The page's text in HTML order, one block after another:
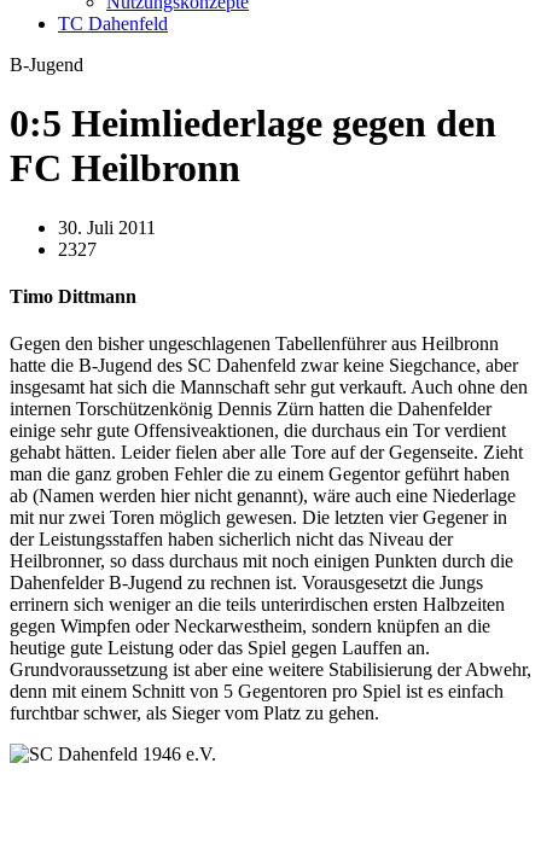
TC Dahenfeld
B-Jugend
0:5 Heimliederlage gegen den
FC Heilbronn
30. Juli 2011
2327
Timo Dittmann
Gegen den bisher ungeschlagenen Tabellenführer aus Heilbronn
hatte die B-Jugend des SC Dahenfeld zwar keine Siegchance, aber
insgesamt hat sich die Mannschaft sehr gut verkauft. Auch ohne den
internen Torschützenkönig Dennis Zürn hatten die Dahenfelder
einige sehr gute Offensiveaktionen, die durchaus ein Tor verdient
gehabt hätten. Leider fielen aber alle Tore auf der Gegenseite. Zieht
man die ganz groben Fehler die zu einem Gegentor geführt haben
ab (Namen werden hier nicht genannt), wäre auch eine Niederlage
mit nur zwei Toren möglich gewesen. Die letzten vier Gegener in
der Leistungsstaffen haben sicherlich nicht das Niveau der
Heilbronner, so dass durchaus mit noch einigen Punkten durch die
Dahenfelder B-Jugend zu rechnen ist. Vorausgesetzt die Jungs
errinern sich weniger an die teils unterirdischen ersten Halbzeiten
gegen Wimpfen oder Neckarwestheim, sondern knüpfen an die
heutige gute Leistung oder das Spiel gegen Lauffen an.
Grundvoraussetzung ist aber eine weitere Stabilisierung der Abwehr,
denn mit einem Schnitt von 5 Gegentoren pro Spiel ist es einfach
furchtbar schwer, als Sieger vom Platz zu gehen.